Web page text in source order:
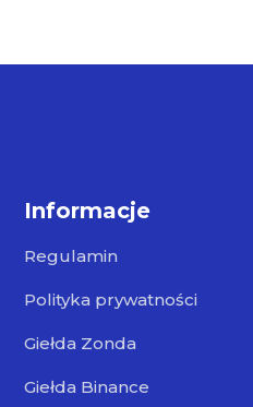
Informacje
Regulamin
Polityka prywatności
Giełda Zonda
Giełda Binance